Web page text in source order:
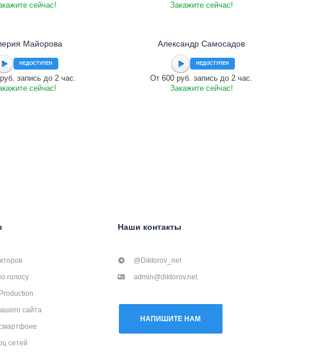
сейчас!
Закажите сейчас!
Майорова
НЕДОСТУПЕН
запись до 2 час.
сейчас!
Александр Самосадов
НЕДОСТУПЕН
От 600 руб. запись до 2 час.
Закажите сейчас!
голосу
сайта
сетей
Наши контакты
@Diktorov_net
admin@diktorov.net
НАПИШИТЕ НАМ